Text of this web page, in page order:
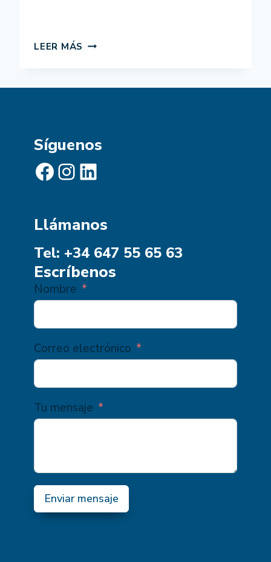
LEER MÁS TRANSFORMAR
DESARROLLO
Síguenos
Facebook Instagram LinkedIn
Llámanos
Tel: +34 647 55 65 63
Escríbenos
Nombre
Correo electrónico
Tu mensaje
Enviar mensaje